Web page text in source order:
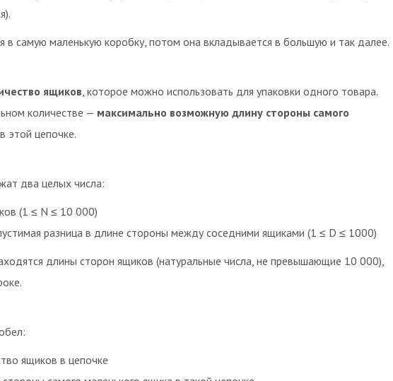
в самую маленькую коробку, потом она вкладывается в большую и так далее.
ящиков , которое можно использовать для упаковки одного товара.
количестве — максимально возможную длину стороны самого
в этой цепочке.
два целых числа:
(1 ≤ N ≤ 10 000)
разница в длине стороны между соседними ящиками (1 ≤ D ≤ 1000)
длины сторон ящиков (натуральные числа, не превышающие 10 000),
ящиков в цепочке